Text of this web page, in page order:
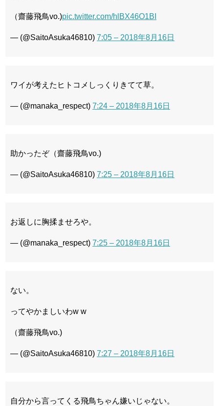
Powered by livedoor 相互
（齋藤飛鳥vo.)pic.twitter.com/hlBX46O1BI
— (@SaitoAsuka46810) 7:05 – 2018年8月16日
ワイが考えたヒトコメしっくりきてて草。
— (@manaka_respect) 7:24 – 2018年8月16日
助かったぞ（齋藤飛鳥vo.)
— (@SaitoAsuka46810) 7:25 – 2018年8月16日
お返しに胸揉ませろや。
— (@manaka_respect) 7:25 – 2018年8月16日
ない。
ってやかましいわw w
（齋藤飛鳥vo.)
— (@SaitoAsuka46810) 7:27 – 2018年8月16日
自分から言ってくる飛鳥ちゃん嫌いじゃない。